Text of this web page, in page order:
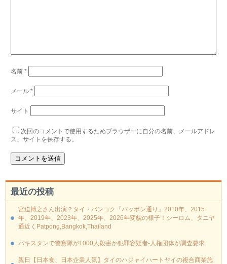
名前*
メール*
サイト
次回のコメントで使用するためブラウザーに自分の名前、メールアドレ
ス、サイトを保存する。
最近の投稿
宮迫博之さん出演？タイ・バンコク『パッポン通り』2010年、2015
年、2019年、2023年、2025年、2026年変貌の様子！シーロム、タニヤ
通近くPatpong,Bangkok,Thailand
パキスタンで警察隊が1000人殺害か犯罪容疑者-人権団体が調査要求
親日【日本食、日本企業人気】タイのハジャイハートヤイの複合商業施